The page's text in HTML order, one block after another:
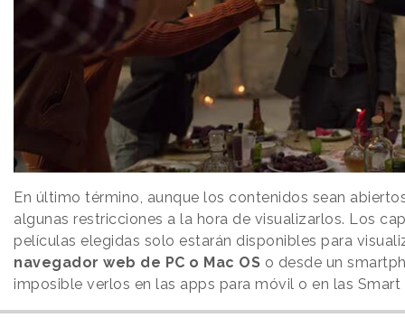
En último término, aunque los contenidos sean
algunas restricciones a la hora de visualizarlos. Los
películas elegidas solo estarán disponibles para
navegador web de PC o Mac OS o desde un
imposible verlos en las apps para móvil o en las Smart